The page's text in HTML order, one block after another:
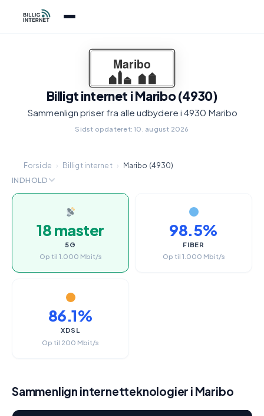
Billigt internet i Maribo (4930)
Sammenlign priser fra alle udbydere i 4930 Maribo
Sidst opdateret: 10. august 2026
Forside › Billigt internet › Maribo (4930)
INDHOLD
18 master
5G
Op til 1.000 Mbit/s
98.5%
FIBER
Op til 1.000 Mbit/s
86.1%
XDSL
Op til 200 Mbit/s
Sammenlign internetteknologier i Maribo